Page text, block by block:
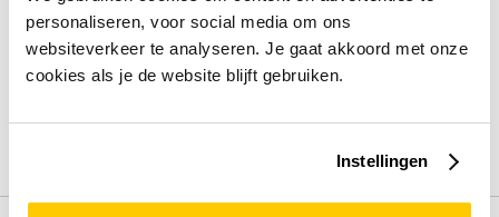
personaliseren, voor social media om ons
websiteverkeer te analyseren. Je gaat akkoord met onze
cookies als je de website blijft gebruiken.
Instellingen
Switch typeManaged
Switch-laagL2/L3
Quality of Service (QoS)
Ja
Locatie-instellingen (CLI) configureren
Ja